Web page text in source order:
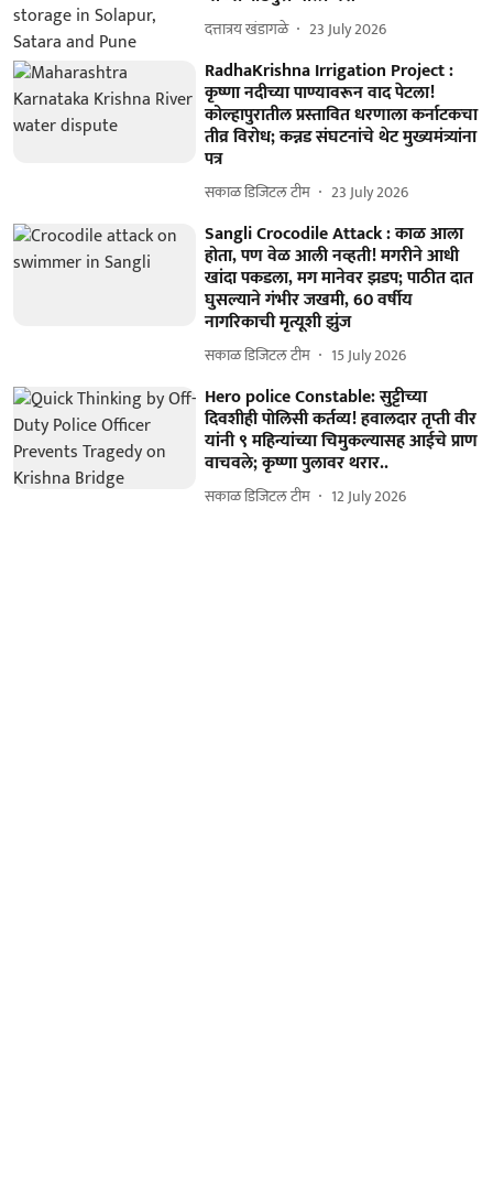
दत्तात्रय खंडागळे 23 July 2026
RadhaKrishna Irrigation Project :
कृष्णा नदीच्या पाण्यावरून वाद पेटला!
कोल्हापुरातील प्रस्तावित धरणाला कर्नाटकचा
तीव्र विरोध; कन्नड संघटनांचे थेट मुख्यमंत्र्यांना
पत्र
सकाळ डिजिटल टीम 23 July 2026
Sangli Crocodile Attack : काळ आला
होता, पण वेळ आली नव्हती! मगरीने आधी
खांदा पकडला, मग मानेवर झडप; पाठीत दात
घुसल्याने गंभीर जखमी, 60 वर्षीय
नागरिकाची मृत्यूशी झुंज
सकाळ डिजिटल टीम 15 July 2026
Hero police Constable: सुट्टीच्या
दिवशीही पोलिसी कर्तव्य! हवालदार तृप्ती वीर
यांनी ९ महिन्यांच्या चिमुकल्यासह आईचे प्राण
वाचवले; कृष्णा पुलावर थरार..
सकाळ डिजिटल टीम 12 July 2026